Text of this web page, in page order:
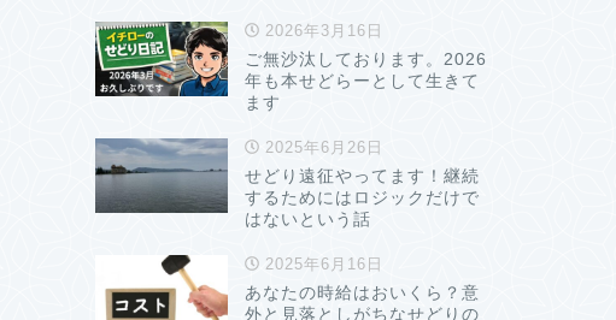
2026年3月16日
ご無沙汰しております。2026
年も本せどらーとして生きて
ます
2025年6月26日
せどり遠征やってます！継続
するためにはロジックだけで
はないという話
2025年6月16日
あなたの時給はおいくら？意
外と見落としがちなせどりの